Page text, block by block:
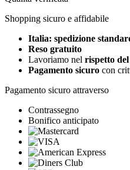
Shopping sicuro e affidabile
Italia: spedizione
Reso gratuito
Lavoriamo nel rispetto
Pagamento sicuro con
Pagamento sicuro attraverso
Contrassegno
Bonifico anticipato